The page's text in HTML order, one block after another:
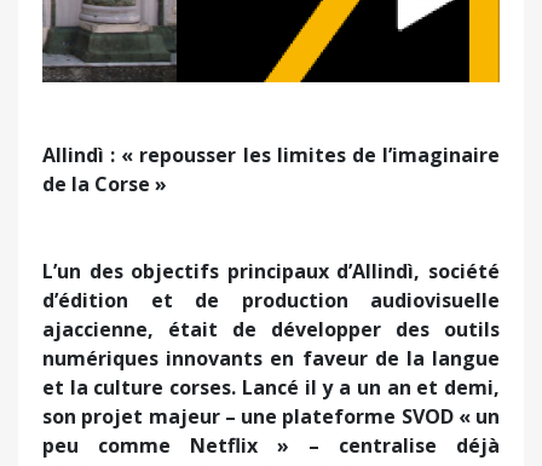
Allindì : « repousser les limites de l’imaginaire
de la Corse »
L’un des objectifs principaux d’Allindì, société
d’édition et de production audiovisuelle
ajaccienne, était de développer des outils
numériques innovants en faveur de la langue
et la culture corses. Lancé il y a un an et demi,
son projet majeur – une plateforme SVOD « un
peu comme Netflix » – centralise déjà